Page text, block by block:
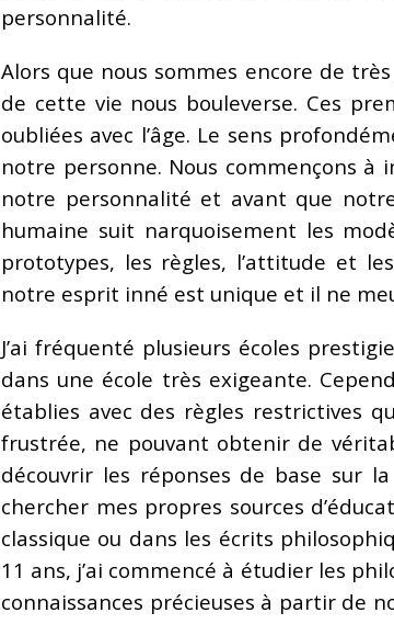
personnalité.
Alors que nous sommes encore de
de cette vie nous bouleverse. Ces
oubliées avec l’âge. Le sens
notre personne. Nous commençons
notre personnalité et avant que
humaine suit narquoisement les
prototypes, les règles, l’attitude et
notre esprit inné est unique et il ne
J’ai fréquenté plusieurs écoles
dans une école très exigeante.
établies avec des règles restrictives
frustrée, ne pouvant obtenir de
découvrir les réponses de base sur
chercher mes propres sources
classique ou dans les écrits
11 ans, j’ai commencé à étudier les
connaissances précieuses à partir de